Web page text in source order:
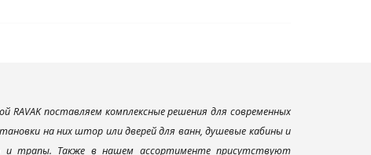
поставляем комплексные решения для современных
на них штор или дверей для ванн, душевые кабины и
и трапы. Также в нашем ассортименте присутствуют